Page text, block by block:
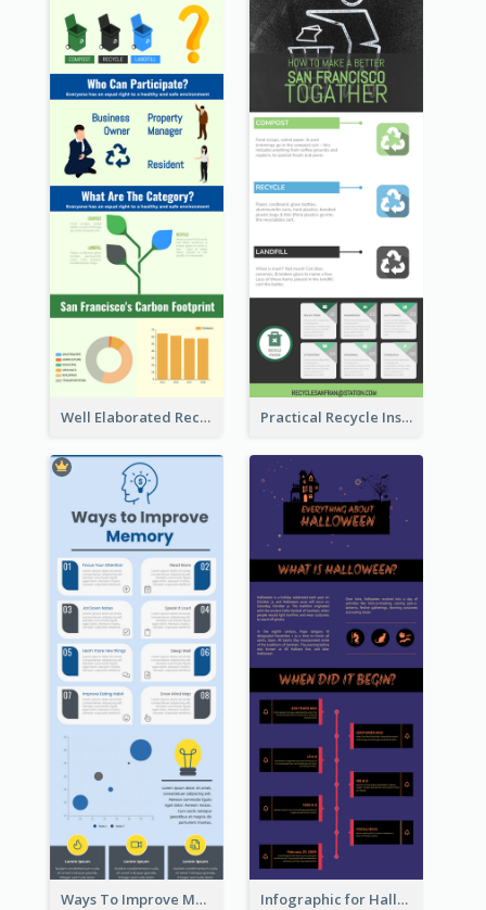
Well Elaborated Recycling Illustration Tips Design Infographic Practical Recycle Instruction Infographic Design Ideas
Ways To Improve Memory Infographic Infographic for Halloween